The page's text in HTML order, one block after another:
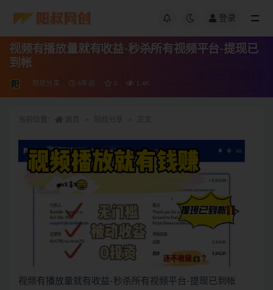
登录
视频有播放量就有收益-秒杀所有视频平台-提现已
到帐
阳叔分享 4年前 0 1.4K
视频有播放量就有收益-秒杀所有视频平台-提现已到帐